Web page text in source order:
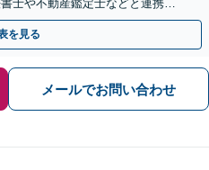
士や不動産鑑定士などと連携。
方市駅6分】
を見る
メールでお問い合わせ